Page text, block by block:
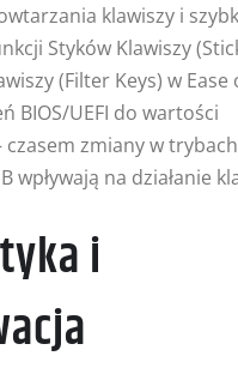
klawiszy i
Styków Klawiszy
(Filter Keys) w Ease
BIOS/UEFI do wartości
czasem zmiany w trybach
wpływają na działanie
i